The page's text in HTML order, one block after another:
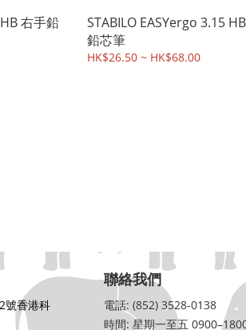
右手鉛
STABILO EASYergo 3.15
鉛芯筆
HK$26.50 ~ HK$68.00
號香港科
聯絡我們
電話: (852) 3528-0138
時間: 星期一至五